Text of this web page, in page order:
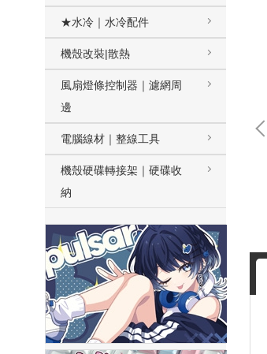
★水冷｜水冷配件
機殼改裝|散熱
風扇燈條控制器｜濾網周
邊
電腦線材｜整線工具
機殼硬碟轉接架｜硬碟收
納